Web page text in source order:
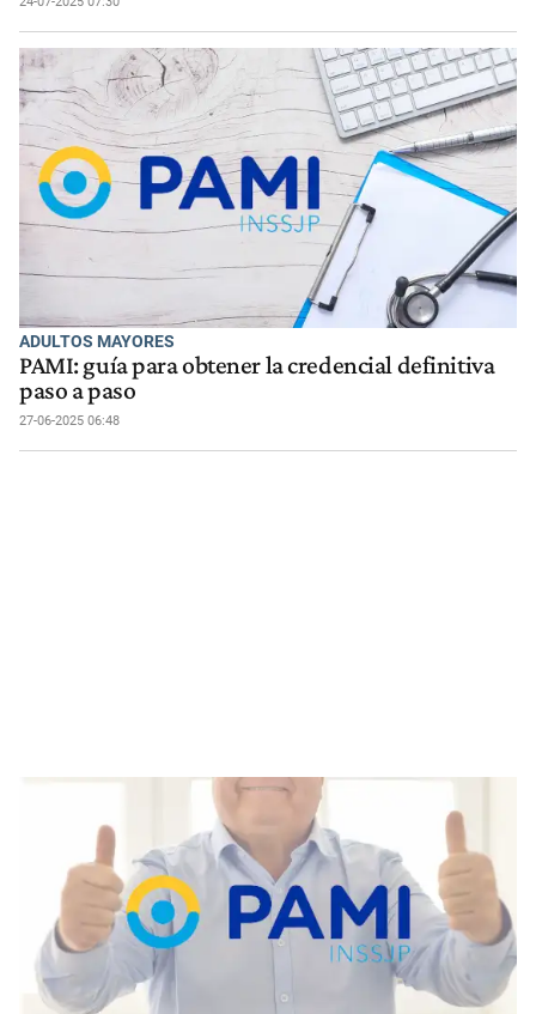
ADULTOS MAYORES
PAMI: guía para obtener la credencial definitiva
paso a paso
27-06-2025 06:48